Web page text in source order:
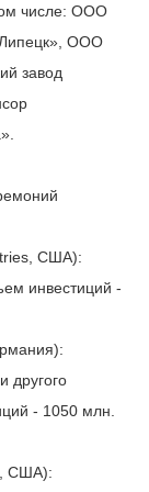
числе: ООО
ООО
завод
США):
инвестиций -
другого
- 1050 млн.
США):